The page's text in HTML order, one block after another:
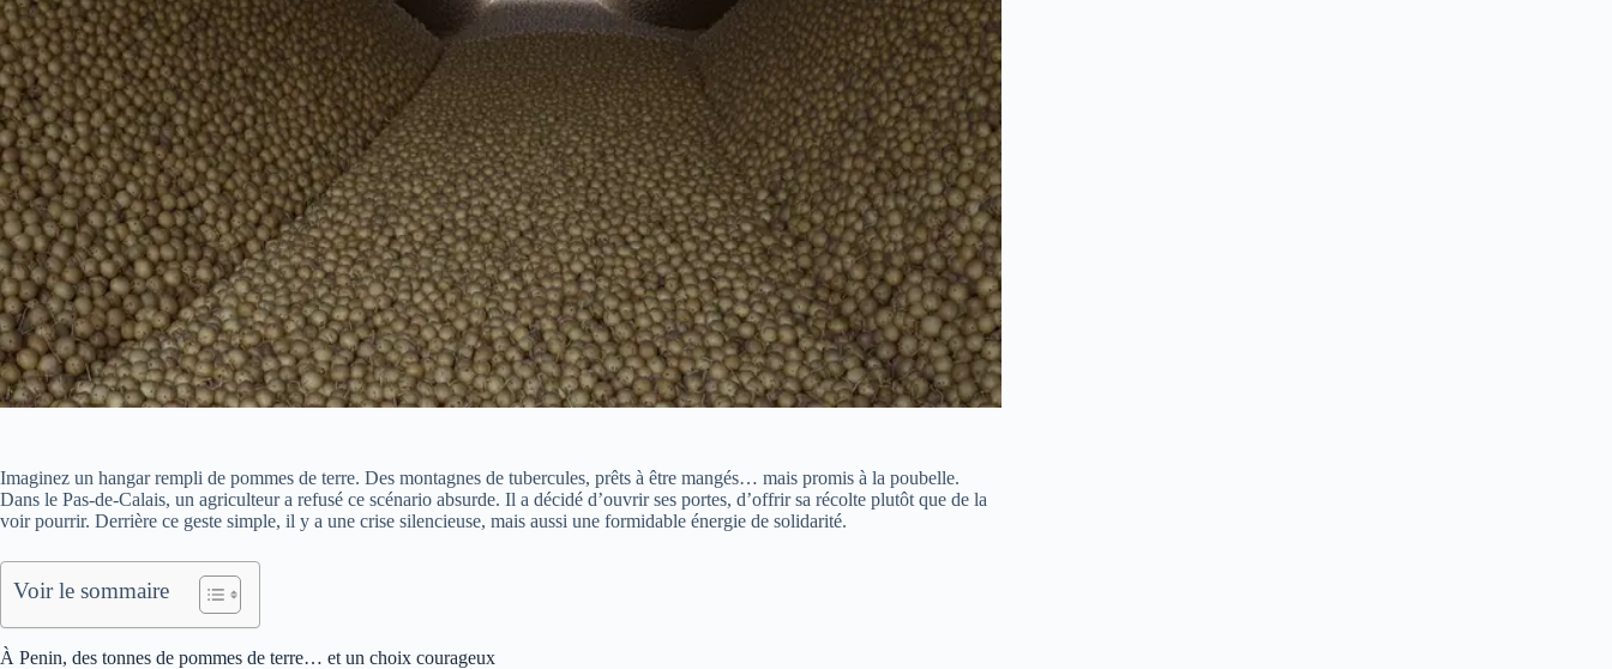
Imaginez un hangar rempli de pommes de terre. Des montagnes de tubercules, prêts à être mangés… mais promis à la poubelle.
Dans le Pas-de-Calais, un agriculteur a refusé ce scénario absurde. Il a décidé d’ouvrir ses portes, d’offrir sa récolte plutôt que de la
voir pourrir. Derrière ce geste simple, il y a une crise silencieuse, mais aussi une formidable énergie de solidarité.
Voir le sommaire
À Penin, des tonnes de pommes de terre… et un choix courageux